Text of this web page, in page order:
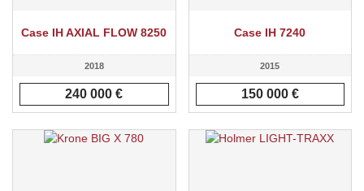
Case IH AXIAL FLOW 8250
2018
240 000 €
Case IH 7240
2015
150 000 €